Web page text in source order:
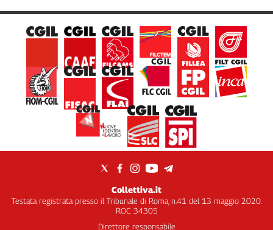
Collettiva.it
Testata registrata presso il Tribunale di Roma, n.41 del 13 maggio 2020.
ROC 34305
Direttore responsabile